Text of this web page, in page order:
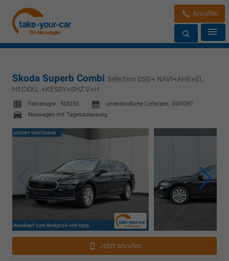
Anrufen
Skoda Superb Combi Selection DSG+ NAVI+AHK+EL.
HECKKL.+KESSY+SHZ V+H
Fahrzeugnr.: 503255
unverbindliche Lieferzeit: SOFORT
Neuwagen mit Tageszulassung
Jetzt anrufen